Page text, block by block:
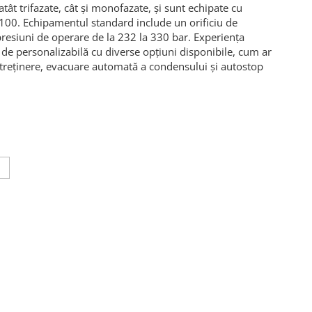
trifazate, cât și monofazate, și sunt echipate cu
Echipamentul standard include un orificiu de
de operare de la 232 la 330 bar. Experiența
personalizabilă cu diverse opțiuni disponibile, cum ar
evacuare automată a condensului și autostop